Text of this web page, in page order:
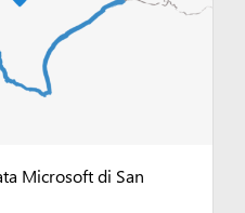
Microsoft di San